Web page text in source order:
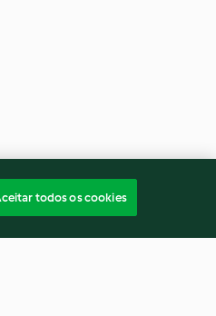
todos os cookies